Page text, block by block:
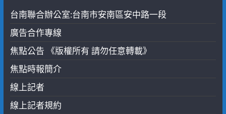
台南聯合辦公室:台南市安南區安中路一段
廣告合作專線
焦點公告 《版權所有 請勿任意轉載》
焦點時報簡介
線上記者
線上記者規約